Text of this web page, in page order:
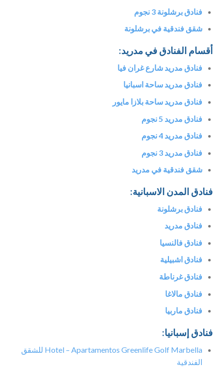
فنادق برشلونة 3 نجوم
شقق فندقية في برشلونة
أقسام الفنادق في مدريد:
فنادق مدريد شارع غران فيا
فنادق مدريد ساحة اسبانيا
فنادق مدريد ساحة بلازا مايور
فنادق مدريد 5 نجوم
فنادق مدريد 4 نجوم
فنادق مدريد 3 نجوم
شقق فندقية في مدريد
فنادق المدن الاسبانية:
فنادق برشلونة
فنادق مدريد
فنادق فالنسيا
فنادق اشبيلية
فنادق غرناطة
فنادق مالاغا
فنادق ماربيا
فنادق إسبانيا:
Hotel – Apartamentos Greenlife Golf Marbella للشقق
الفندقية